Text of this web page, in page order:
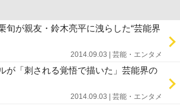
旬が親友・鈴木亮平に洩らした“芸能界
2014.09.03 | 芸能・エンタメ
が「刺される覚悟で描いた」芸能界の
2014.09.03 | 芸能・エンタメ